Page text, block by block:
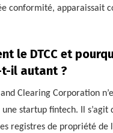
conformité, apparaissait
le DTCC et
il autant ?
Clearing Corporation
startup fintech. Il s’agit
registres de propriété de